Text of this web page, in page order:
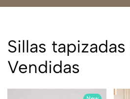
Sillas tapizadas
Vendidas